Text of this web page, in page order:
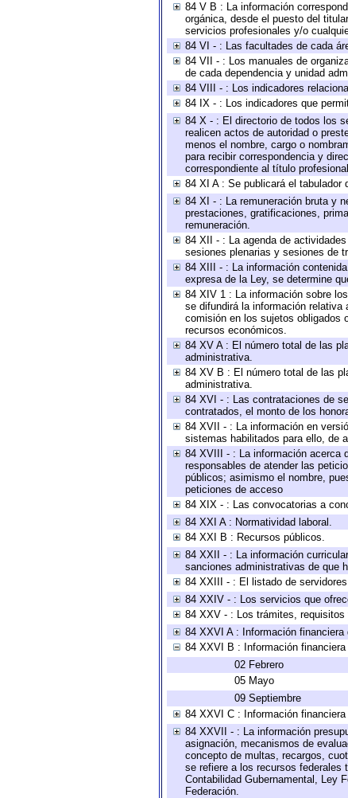
84 V B : La información
orgánica, desde el puesto del
servicios profesionales y/o
84 VI - : Las facultades de cada
84 VII - : Los manuales de
de cada dependencia y unidad
84 VIII - : Los indicadores
84 IX - : Los indicadores que
84 X - : El directorio de todos los
realicen actos de autoridad o
menos el nombre, cargo o
para recibir correspondencia y
correspondiente al título
84 XI A : Se publicará el tabulador
84 XI - : La remuneración bruta y
prestaciones, gratificaciones,
remuneración.
84 XII - : La agenda de
sesiones plenarias y sesiones de
84 XIII - : La información
expresa de la Ley, se determine
84 XIV 1 : La información sobre
se difundirá la información
comisión en los sujetos obligados
recursos económicos.
84 XV A : El número total de las
administrativa.
84 XV B : El número total de las
administrativa.
84 XVI - : Las contrataciones de
contratados, el monto de los
84 XVII - : La información en
sistemas habilitados para ello, de
84 XVIII - : La información acerca
responsables de atender las
públicos; asimismo el nombre,
peticiones de acceso
84 XIX - : Las convocatorias a
84 XXI A : Normatividad laboral.
84 XXI B : Recursos públicos.
84 XXII - : La información
sanciones administrativas de que
84 XXIII - : El listado de
84 XXIV - : Los servicios que
84 XXV - : Los trámites,
84 XXVI A : Información
84 XXVI B : Información
02 Febrero
05 Mayo
09 Septiembre
84 XXVI C : Información
84 XXVII - : La información
asignación, mecanismos de
concepto de multas, recargos,
se refiere a los recursos
Contabilidad Gubernamental, Ley
Federación.